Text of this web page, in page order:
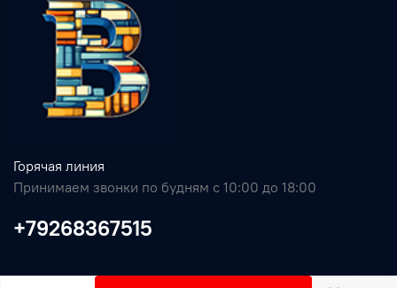
Горячая линия
Принимаем звонки по будням с 10:00 до 18:00
+79268367515